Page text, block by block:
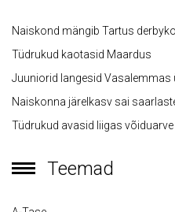
Naiskond mängib Tartus
Tüdrukud kaotasid Maardus
Juuniorid langesid Vasalemmas
Naiskonna järelkasv sai
Tüdrukud avasid liigas võiduarve
Teemad